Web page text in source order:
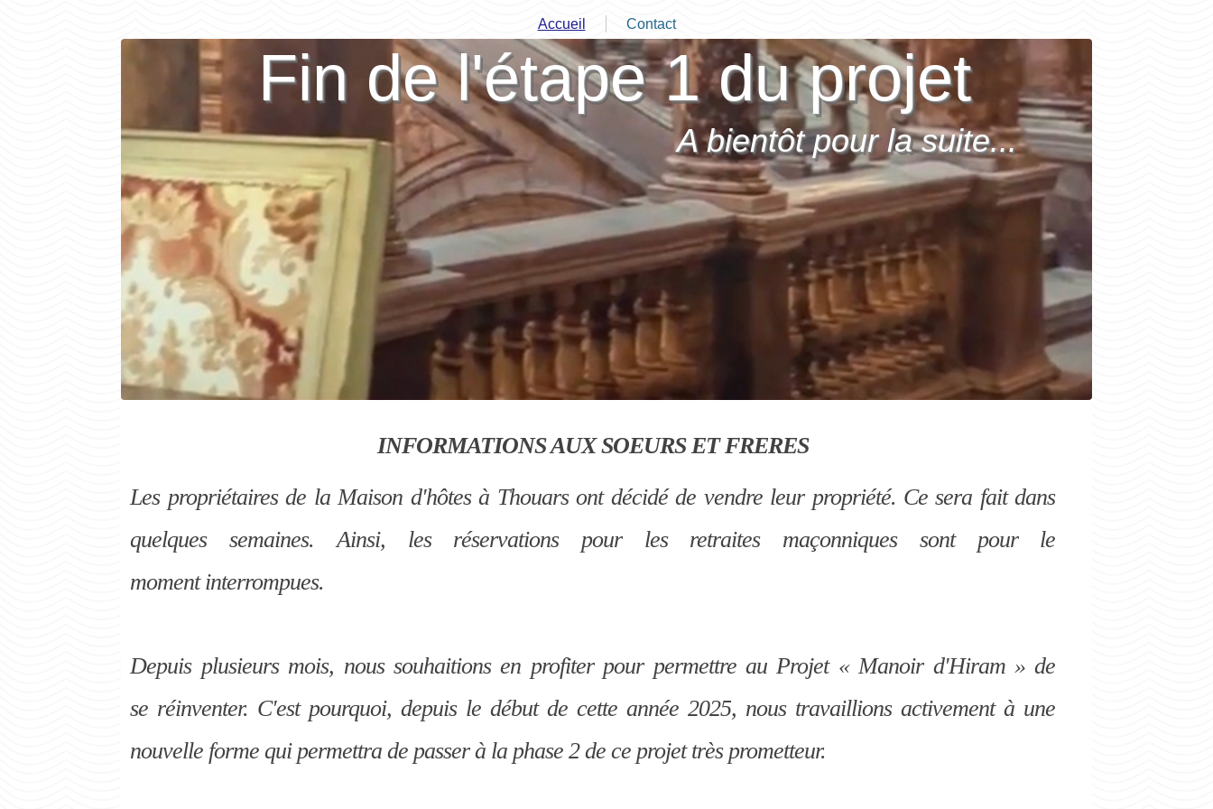
Accueil Contact
Fin de l'étape 1 du projet
A bientôt pour la suite...
INFORMATIONS AUX SOEURS ET FRERES
Les propriétaires de la Maison d'hôtes à Thouars ont décidé de vendre leur propriété. Ce sera fait dans
quelques semaines. Ainsi, les réservations pour les retraites maçonniques sont pour le
moment interrompues.
Depuis plusieurs mois, nous souhaitions en profiter pour permettre au Projet « Manoir d'Hiram » de
se réinventer. C'est pourquoi, depuis le début de cette année 2025, nous travaillions activement à une
nouvelle forme qui permettra de passer à la phase 2 de ce projet très prometteur.